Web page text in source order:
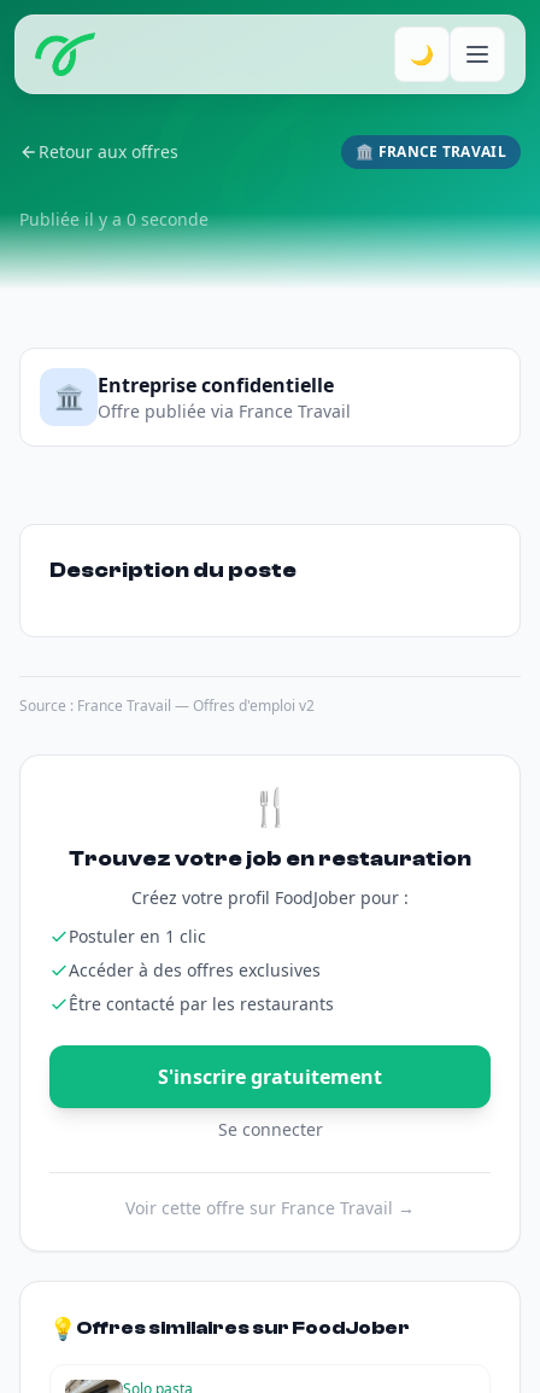
🌙
Retour aux offres 🏛️ FRANCE TRAVAIL
Publiée il y a 0 seconde
🏛️ Entreprise confidentielle
Offre publiée via France Travail
Description du poste
Source : France Travail — Offres d'emploi v2
🍴
Trouvez votre job en restauration
Créez votre profil FoodJober pour :
Postuler en 1 clic
Accéder à des offres exclusives
Être contacté par les restaurants
S'inscrire gratuitement
Se connecter
Voir cette offre sur France Travail →
💡 Offres similaires sur FoodJober
Solo pasta